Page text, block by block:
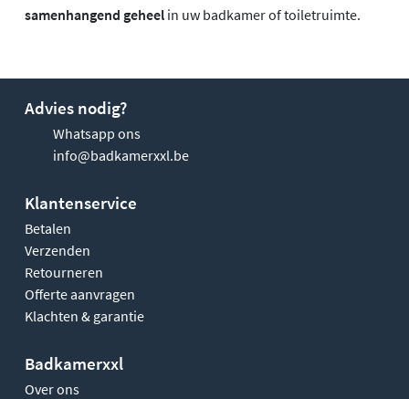
samenhangend geheel in uw badkamer of toiletruimte.
Advies nodig?
Whatsapp ons
info@badkamerxxl.be
Klantenservice
Betalen
Verzenden
Retourneren
Offerte aanvragen
Klachten & garantie
Badkamerxxl
Over ons